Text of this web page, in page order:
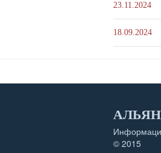
23.11.2024
18.09.2024
© 2015